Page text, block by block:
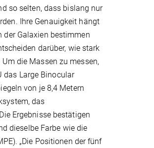
so selten, dass bislang nur
Ihre Genauigkeit hängt
der Galaxien bestimmen
darüber, wie stark
die Massen zu messen,
das Large Binocular
von je 8,4 Metern
das
Ergebnisse bestätigen
dieselbe Farbe wie die
„Die Positionen der fünf